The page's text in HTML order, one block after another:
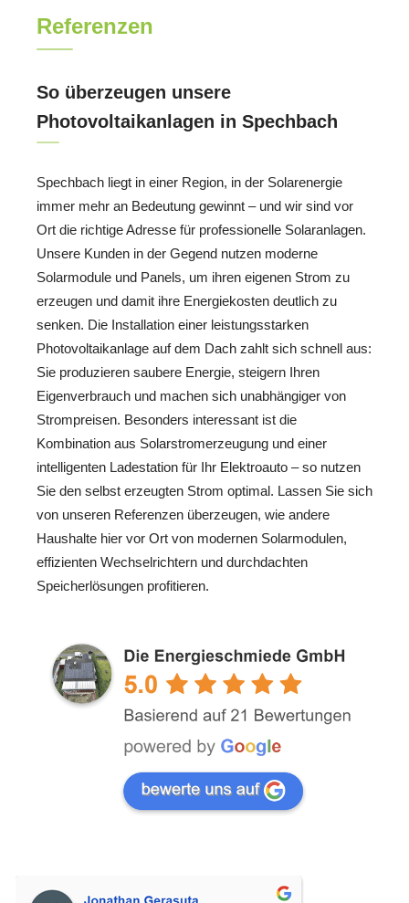
Referenzen
So überzeugen unsere
Photovoltaikanlagen in Spechbach
Spechbach liegt in einer Region, in der Solarenergie
immer mehr an Bedeutung gewinnt – und wir sind vor
Ort die richtige Adresse für professionelle Solaranlagen.
Unsere Kunden in der Gegend nutzen moderne
Solarmodule und Panels, um ihren eigenen Strom zu
erzeugen und damit ihre Energiekosten deutlich zu
senken. Die Installation einer leistungsstarken
Photovoltaikanlage auf dem Dach zahlt sich schnell aus:
Sie produzieren saubere Energie, steigern Ihren
Eigenverbrauch und machen sich unabhängiger von
Strompreisen. Besonders interessant ist die
Kombination aus Solarstromerzeugung und einer
intelligenten Ladestation für Ihr Elektroauto – so nutzen
Sie den selbst erzeugten Strom optimal. Lassen Sie sich
von unseren Referenzen überzeugen, wie andere
Haushalte hier vor Ort von modernen Solarmodulen,
effizienten Wechselrichtern und durchdachten
Speicherlösungen profitieren.